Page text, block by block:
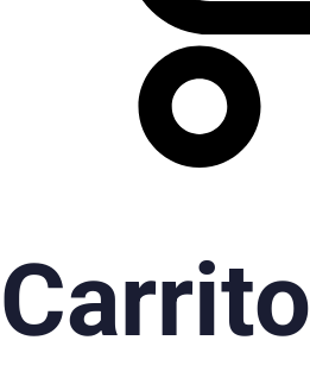
Carrito